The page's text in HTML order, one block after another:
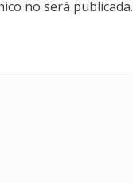
no será publicada.